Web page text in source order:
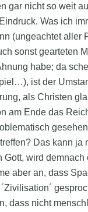
gar nicht so weit
Was ich
(ungeachtet aller
sonst gearteten
habe; da
ist der
als Christen
am Ende das
Das kann ja
Gott, wird demnach
aber an, dass
dass nicht